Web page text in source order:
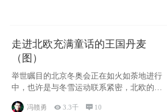
走进北欧充满童话的王国丹麦
（图）
举世瞩目的北京冬奥会正在如火如荼地进行
中，也许是与冬雪运动联系紧密，北欧的一
些国家因
冯赣勇 3.3千  10